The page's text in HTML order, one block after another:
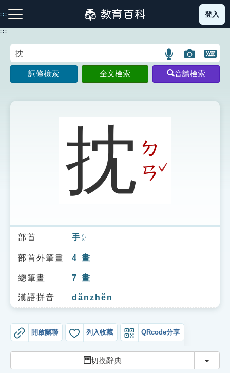
到
主
:::
注音索引圖示 筆畫索引圖示 部首索引表圖示
索引選單
知識索引
單字索引
生命大百科索引
遊戲專區
教學應用
登入
:::
語
言
搜
示
圖
片
搜
開
鍵
圖
詞條檢索 全文檢索 音讀檢索
抌ㄉ
ㄢ ˇ
部首 手 ㄕㄡˇ
部首外筆畫 4 畫
總筆畫 7 畫
漢語拼音 dǎnzhěn
開啟關聯 列入收藏 QRcode分享
切換辭典 切換